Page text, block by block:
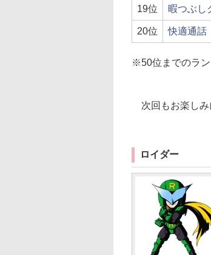
19位 暇つぶし
20位 快適通話
※50位までのラン
次回もお楽しみ
ロイダー